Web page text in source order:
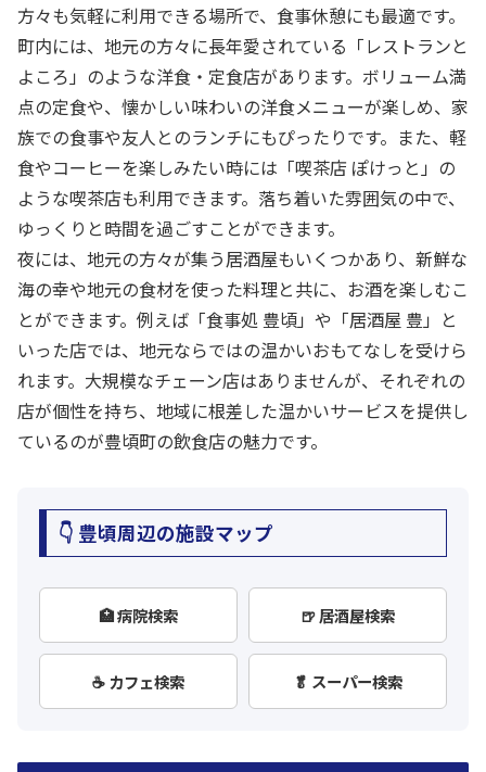
方々も気軽に利用できる場所で、食事休憩にも最適です。
町内には、地元の方々に長年愛されている「レストランと
よころ」のような洋食・定食店があります。ボリューム満
点の定食や、懐かしい味わいの洋食メニューが楽しめ、家
族での食事や友人とのランチにもぴったりです。また、軽
食やコーヒーを楽しみたい時には「喫茶店 ぽけっと」の
ような喫茶店も利用できます。落ち着いた雰囲気の中で、
ゆっくりと時間を過ごすことができます。
夜には、地元の方々が集う居酒屋もいくつかあり、新鮮な
海の幸や地元の食材を使った料理と共に、お酒を楽しむこ
とができます。例えば「食事処 豊頃」や「居酒屋 豊」と
いった店では、地元ならではの温かいおもてなしを受けら
れます。大規模なチェーン店はありませんが、それぞれの
店が個性を持ち、地域に根差した温かいサービスを提供し
ているのが豊頃町の飲食店の魅力です。
👇 豊頃周辺の施設マップ
🏥 病院検索 🍺 居酒屋検索
☕ カフェ検索 🥬 スーパー検索